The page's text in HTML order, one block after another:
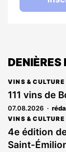
VINS & CULTURE
111 vins de
07.08.2026
VINS & CULTURE
4e édition
Saint-